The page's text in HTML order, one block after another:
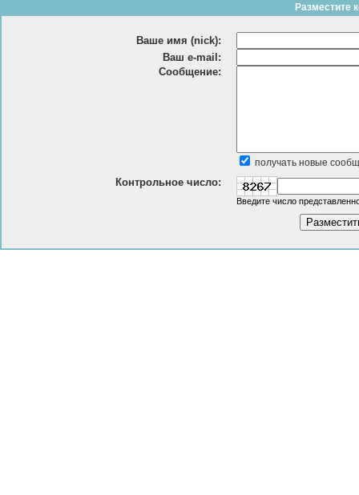
Разместите
Ваше имя (nick):
Ваш e-mail:
Сообщение:
получать новые
Контрольное число:
Введите число